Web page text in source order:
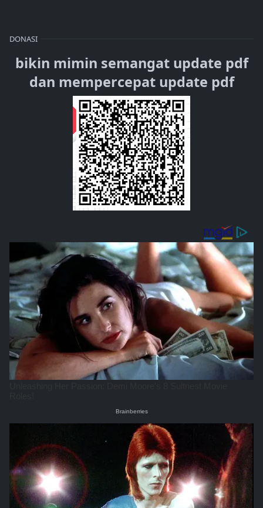
DONASI
bikin mimin semangat update pdf
dan mempercepat update pdf